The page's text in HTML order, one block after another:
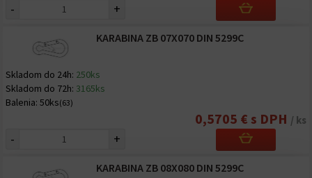
- +
KARABINA ZB 07X070 DIN 5299C
Skladom do 24h: 250ks
Skladom do 72h: 3165ks
Balenia: 50ks(63)
0,5705 € s DPH / ks
- +
KARABINA ZB 08X080 DIN 5299C